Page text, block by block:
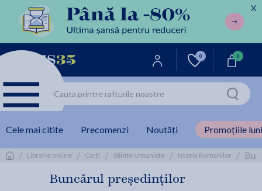
X
0 0
Cele mai citite Precomenzi Noutăți Promoțiile
/ Librarie online / Carti / Stiinte Umaniste / Istoria Romanilor /
Buncărul președinților